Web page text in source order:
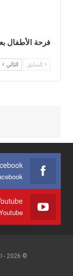
فرحة الأطفال
السابق التالي
© 2026 - الخبر.....بكل شفافية. All Rights Reserved.